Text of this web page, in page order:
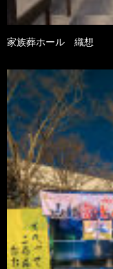
家族葬ホール 織想